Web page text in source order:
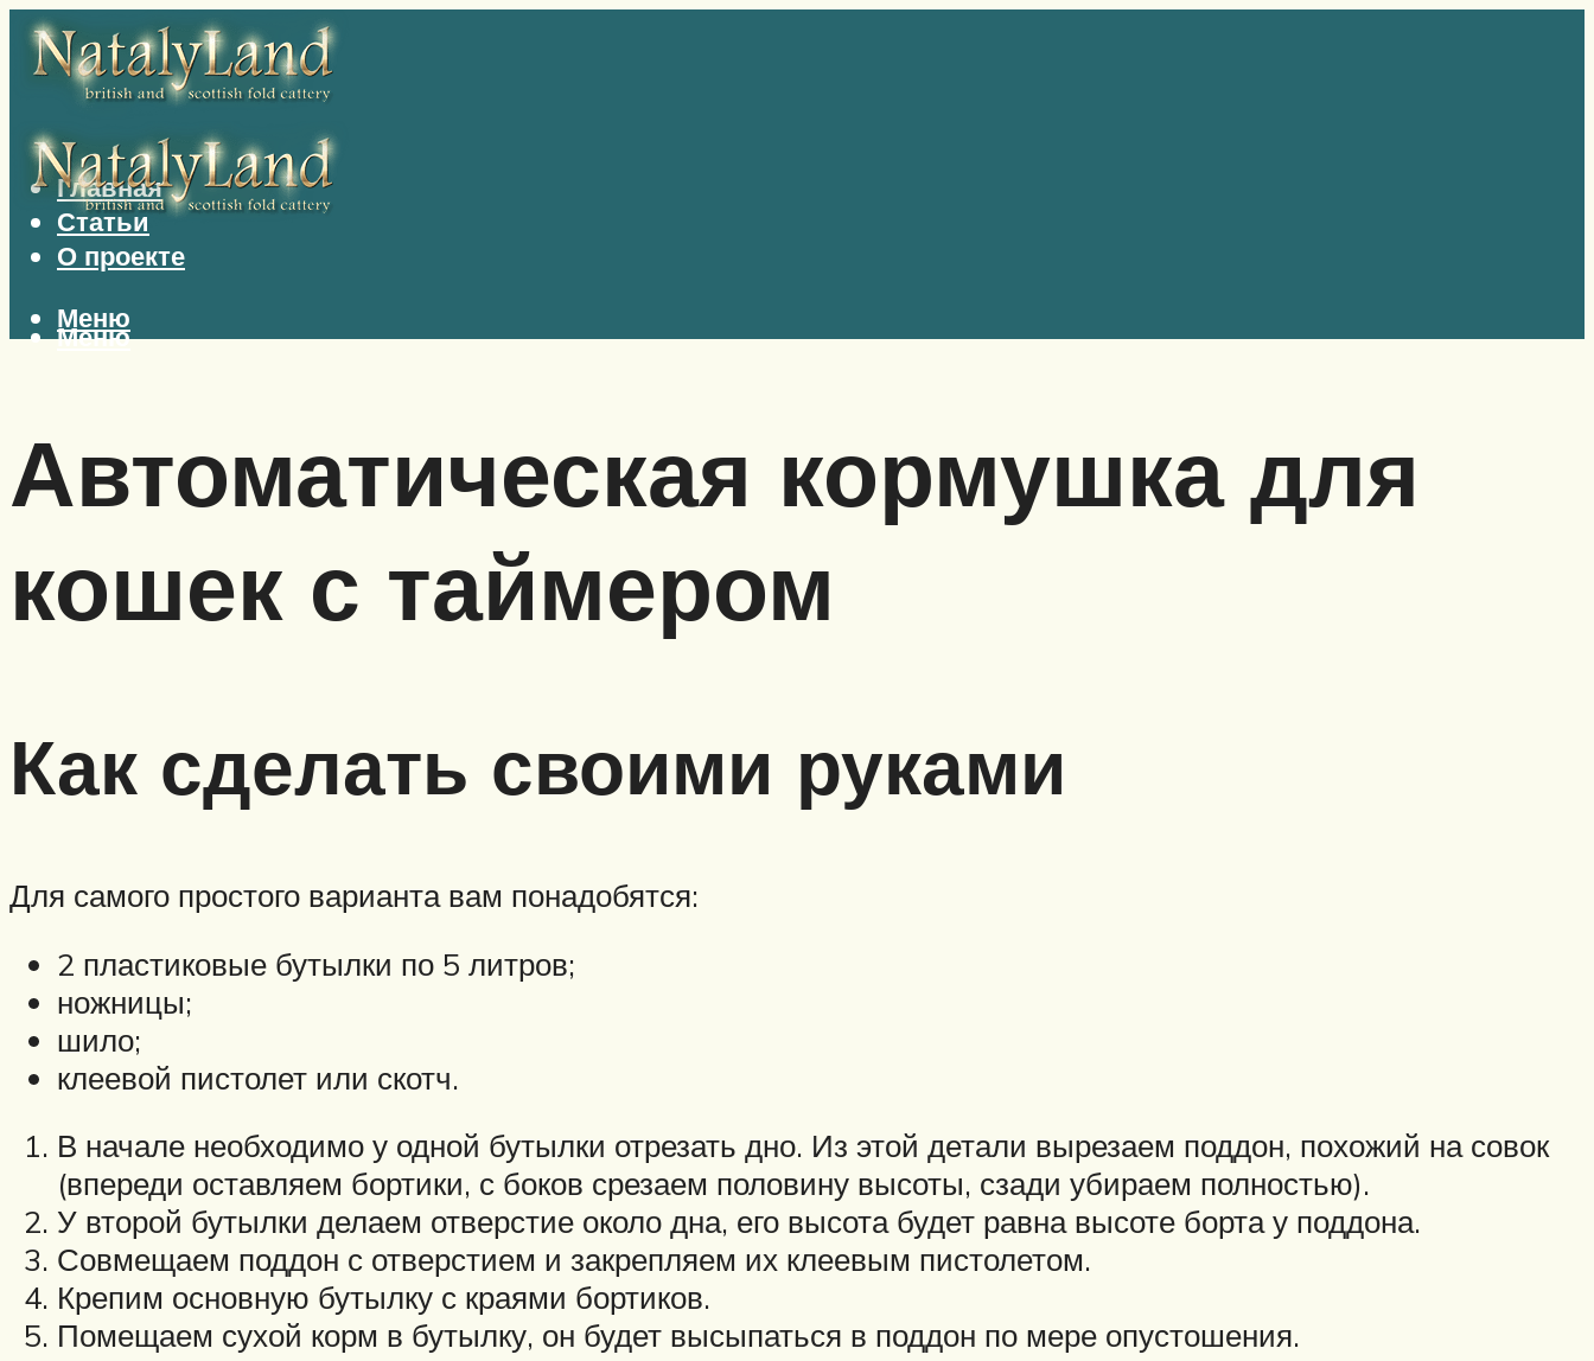
Главная
Статьи
О проекте
Меню
Меню
Автоматическая кормушка для
кошек с таймером
Как сделать своими руками
Для самого простого варианта вам понадобятся:
2 пластиковые бутылки по 5 литров;
ножницы;
шило;
клеевой пистолет или скотч.
В начале необходимо у одной бутылки отрезать дно. Из этой детали вырезаем поддон, похожий на совок
(впереди оставляем бортики, с боков срезаем половину высоты, сзади убираем полностью).
У второй бутылки делаем отверстие около дна, его высота будет равна высоте борта у поддона.
Совмещаем поддон с отверстием и закрепляем их клеевым пистолетом.
Крепим основную бутылку с краями бортиков.
Помещаем сухой корм в бутылку, он будет высыпаться в поддон по мере опустошения.